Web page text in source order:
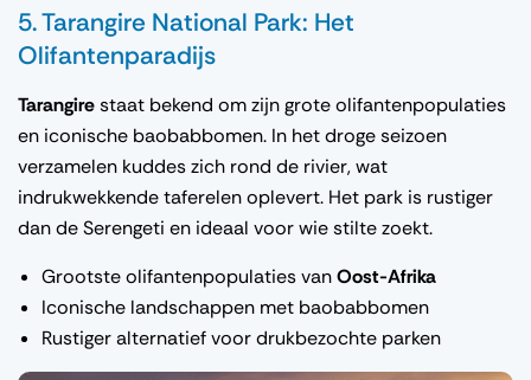
5. Tarangire National Park: Het
Olifantenparadijs
Tarangirestaat bekend om zijn grote olifantenpopulaties
en iconische baobabbomen. In het droge seizoen
verzamelen kuddes zich rond de rivier, wat
indrukwekkende taferelen oplevert. Het park is rustiger
dan de Serengeti en ideaal voor wie stilte zoekt.
Grootste olifantenpopulaties vanOost-Afrika
Iconische landschappen met baobabbomen
Rustiger alternatief voor drukbezochte parken